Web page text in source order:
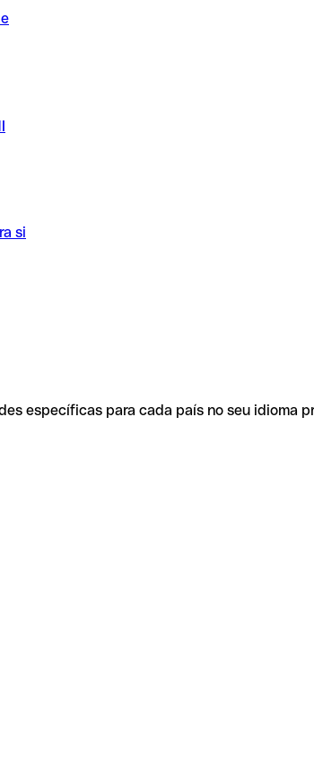
si
específicas para cada país no seu idioma